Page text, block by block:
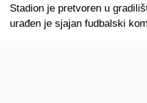
Stadion je pretvoren u
urađen je sjajan fudbalski